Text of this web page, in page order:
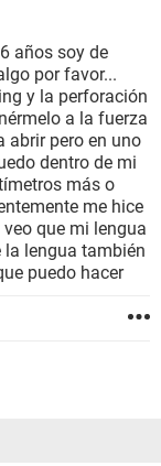
años soy de
por favor...
y la perforación
a la fuerza
abrir pero en uno
dentro de mi
más o
me hice
que mi lengua
la lengua también
puedo hacer